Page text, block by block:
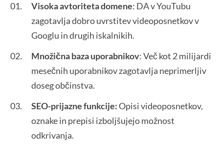
Visoka avtoriteta domene: DA v YouTubu
zagotavlja dobro uvrstitev videoposnetkov v
Googlu in drugih iskalnikih.
Množična baza uporabnikov: Več kot 2 milijardi
mesečnih uporabnikov zagotavlja neprimerljiv
doseg občinstva.
SEO-prijazne funkcije:Opisi videoposnetkov,
oznake in prepisi izboljšujejo možnost
odkrivanja.